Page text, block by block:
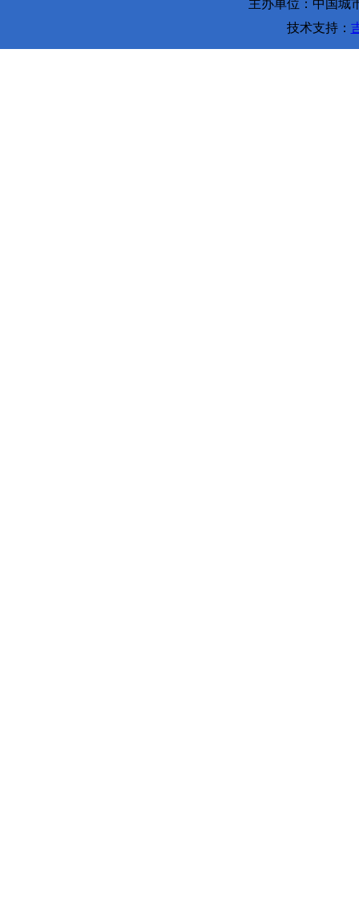
主办单位：中国城
技术支持：